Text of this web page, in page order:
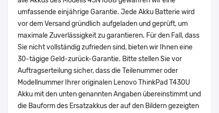
umfassende einjährige Garantie. Jede Akku Batterie wird
vor dem Versand gründlich aufgeladen und geprüft, um
maximale Zuverlässigkeit zu garantieren. Für den Fall, dass
Sie nicht vollständig zufrieden sind, bieten wir Ihnen eine
30-tägige Geld-zurück-Garantie. Bitte stellen Sie vor
Auftragserteilung sicher, dass die Teilenummer oder
Modellnummer Ihrer originalen Lenovo ThinkPad T430U
Akku mit den unten genannten Angaben übereinstimmt und
die Bauform des Ersatzakkus der auf den Bildern gezeigten